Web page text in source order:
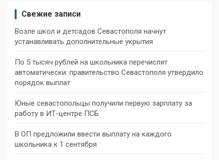
Свежие записи
Возле школ и детсадов Севастополя начнут
устанавливать дополнительные укрытия
По 5 тысяч рублей на школьника перечислят
автоматически: правительство Севастополя утвердило
порядок выплат
Юные севастопольцы получили первую зарплату за
работу в ИТ-центре ПСБ
В ОП предложили ввести выплату на каждого
школьника к 1 сентября